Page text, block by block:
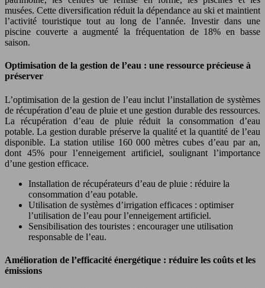
musées. Cette diversification réduit la dépendance au ski et maintient
l’activité touristique tout au long de l’année. Investir dans une
piscine couverte a augmenté la fréquentation de 18% en basse
saison.
Optimisation de la gestion de l’eau : une ressource précieuse à
préserver
L’optimisation de la gestion de l’eau inclut l’installation de systèmes
de récupération d’eau de pluie et une gestion durable des ressources.
La récupération d’eau de pluie réduit la consommation d’eau
potable. La gestion durable préserve la qualité et la quantité de l’eau
disponible. La station utilise 160 000 mètres cubes d’eau par an,
dont 45% pour l’enneigement artificiel, soulignant l’importance
d’une gestion efficace.
Installation de récupérateurs d’eau de pluie : réduire la
consommation d’eau potable.
Utilisation de systèmes d’irrigation efficaces : optimiser
l’utilisation de l’eau pour l’enneigement artificiel.
Sensibilisation des touristes : encourager une utilisation
responsable de l’eau.
Amélioration de l’efficacité énergétique : réduire les coûts et les
émissions